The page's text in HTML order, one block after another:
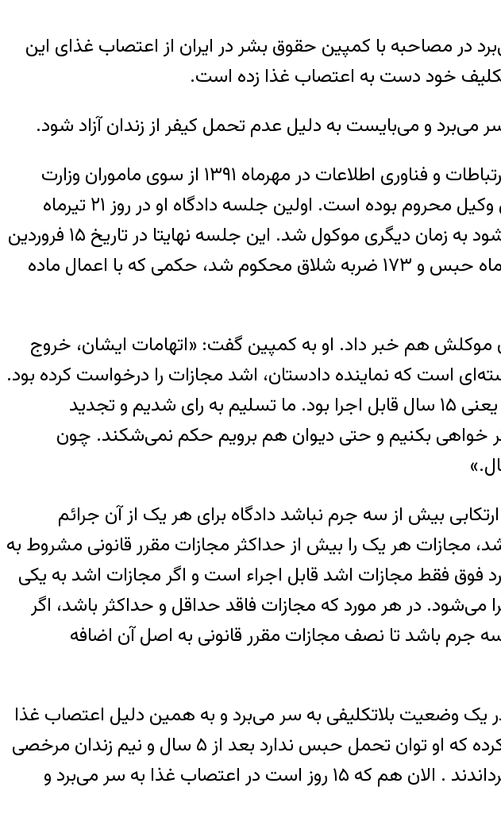
از مهر ماه ۱۳۹۱ در زندان اوین به سر می‌برد در مصاحبه با کمپین حقوق بشر در ایران از اعتصاب غذای این
و می‌بایست به دلیل عدم تحمل کیفر از زندان آزاد شود.
علیرضا گلیپور، متولد۱۳۶۵، ساکن تهران و دانشجوی مخابرات و کارمند وزارت ارتباطات و فناوری اطلاعات در مهرماه ۱۳۹۱ از سوی ماموران وزارت
اطلاعات دستگیر شد. او از زمان بازداشت تا اردبیهشت ماه ۱۳۹۴ از حق داشتن وکیل محروم بوده است. اولین جلسه دادگاه او در روز ۲۱ تیرماه
۱۳۹۴ تشکیل شد، جلسه بعدی که قرار بود در تاریخ ۲۵ آبان ماه امسال برگزار شود به زمان دیگری موکول شد. این جلسه نهایتا در تاریخ ۱۵ فروردین
ماه ۱۳۹۵ برگزار شد. علیرضا گلیپپور ۲۶ اردیبهشت همان سال به ۳۹ سال و ۹ ماه حبس و ۱۷۳ ضربه شلاق محکوم شد، حکمی که با اعمال ماده
موکلش هم خبر داد. او به کمپین گفت: «اتهامات ایشان، خروج
است که نماینده دادستان، اشد مجازات را درخواست کرده بود.
از حکم ۳۹ سال زندانی که داده بودند با توجه به ماده ۱۳۴ بالاترین میزان حکم یعنی ۱۵ سال قابل اجرا بود. ما تسلیم به رای شدیم و تجدید
خواهی بکنیم و حتی دیوان هم برویم حکم نمی‌شکند. چون
ارتکابی بیش از سه جرم نباشد دادگاه برای هر یک از آن جرائم
مجازات هر یک را بیش از حداکثر مجازات مقرر قانونی مشروط به
فوق فقط مجازات اشد قابل اجراء است و اگر مجازات اشد به یکی
می‌شود. در هر مورد که مجازات فاقد حداقل و حداکثر باشد، اگر
جرم باشد تا نصف مجازات مقرر قانونی به اصل آن اضافه
یک وضعیت بلاتکلیفی به سر می‌برد و به همین دلیل اعتصاب غذا
کرده. بیماری قلبی و کبدی و مشکلات جسمی زیادی دارد. پزشکی قانونی تایید کرده که او توان تحمل حبس ندارد بعد از ۵ سال و نیم زندان مرخصی
درمانی دادند ولی هنوز مدت زمان مرخصی تمام نشده بود که او را به زندان بازگرداندند . الان هم که ۱۵ روز است در اعتصاب غذا به سر می‌برد و